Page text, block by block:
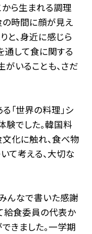
から生まれる調理
の時間に顔が見え
と、身近に感じら
通して食に関する
いることも、さだ
「世界の料理」シ
験でした。韓国料
化に触れ、食べ物
て考える、大切な
んなで書いた感謝
給食委員の代表か
きました。一学期